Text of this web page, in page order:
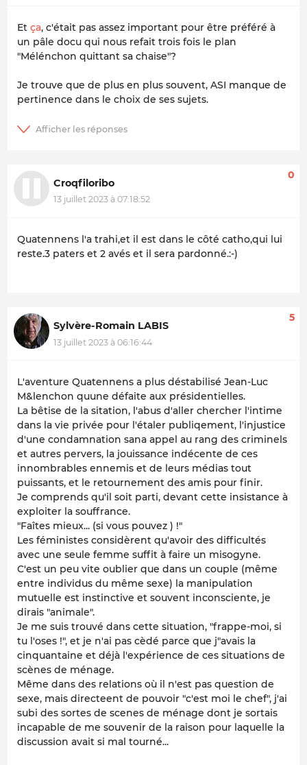
Et ça, c'était pas assez important pour être préféré à
un pâle docu qui nous refait trois fois le plan
"Mélénchon quittant sa chaise"?
Je trouve que de plus en plus souvent, ASI manque de
pertinence dans le choix de ses sujets.
Croqfiloribo
13 juillet 2023 à 07:18:52
0
Quatennens l'a trahi,et il est dans le côté catho,qui lui
reste.3 paters et 2 avés et il sera pardonné.:-)
Sylvère-Romain LABIS
13 juillet 2023 à 06:16:44
5
L'aventure Quatennens a plus déstabilisé Jean-Luc
M&lenchon quune défaite aux présidentielles.
La bêtise de la sitation, l'abus d'aller chercher l'intime
dans la vie privée pour l'étaler publiqement, l'injustice
d'une condamnation sana appel au rang des criminels
et autres pervers, la jouissance indécente de ces
innombrables ennemis et de leurs médias tout
puissants, et le retournement des amis pour finir.
Je comprends qu'il soit parti, devant cette insistance à
exploiter la souffrance.
"Faîtes mieux... (si vous pouvez ) !"
Les féministes considèrent qu'avoir des difficultés
avec une seule femme suffit à faire un misogyne.
C'est un peu vite oublier que dans un couple (même
entre individus du même sexe) la manipulation
mutuelle est instinctive et souvent inconsciente, je
dirais "animale".
Je me suis trouvé dans cette situation, "frappe-moi, si
tu l'oses !", et je n'ai pas cèdé parce que j"avais la
cinquantaine et déjà l'expérience de ces situations de
scènes de ménage.
Même dans des relations où il n'est pas question de
sexe, mais directeent de pouvoir "c'est moi le chef", j'ai
subi des sortes de scenes de ménage dont je sortais
incapable de me souvenir de la raison pour laquelle la
discussion avait si mal tourné...